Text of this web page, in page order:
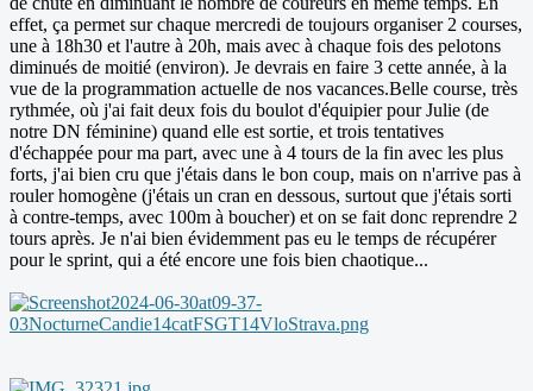
effet, ça permet sur chaque mercredi de toujours organiser 2 courses,
une à 18h30 et l'autre à 20h, mais avec à chaque fois des pelotons
diminués de moitié (environ). Je devrais en faire 3 cette année, à la
vue de la programmation actuelle de nos vacances.Belle course, très
rythmée, où j'ai fait deux fois du boulot d'équipier pour Julie (de
notre DN féminine) quand elle est sortie, et trois tentatives
d'échappée pour ma part, avec une à 4 tours de la fin avec les plus
forts, j'ai bien cru que j'étais dans le bon coup, mais on n'arrive pas à
rouler homogène (j'étais un cran en dessous, surtout que j'étais sorti
à contre-temps, avec 100m à boucher) et on se fait donc reprendre 2
tours après. Je n'ai bien évidemment pas eu le temps de récupérer
pour le sprint, qui a été encore une fois bien chaotique...